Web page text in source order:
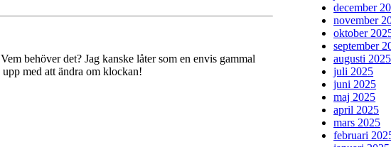
behöver det? Jag kanske låter som en envis gammal
med att ändra om klockan!
december
november
oktober
september
augusti 2025
juli 2025
juni 2025
maj 2025
april 2025
mars 2025
februari